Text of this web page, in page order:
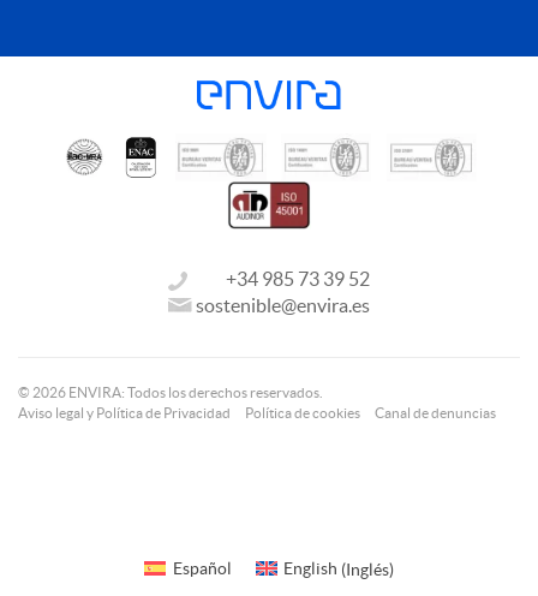
+34 985 73 39 52
sostenible@envira.es
© 2026 ENVIRA: Todos los derechos reservados.
Aviso legal y Política de Privacidad
Política de cookies Canal de denuncias
Español English (Inglés)